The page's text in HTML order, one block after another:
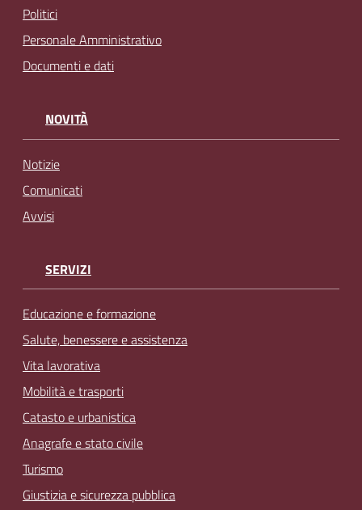
Politici
Personale Amministrativo
Documenti e dati
NOVITÀ
Notizie
Comunicati
Avvisi
SERVIZI
Educazione e formazione
Salute, benessere e assistenza
Vita lavorativa
Mobilità e trasporti
Catasto e urbanistica
Anagrafe e stato civile
Turismo
Giustizia e sicurezza pubblica